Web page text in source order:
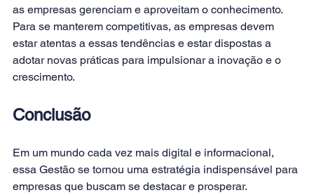
as empresas gerenciam e aproveitam o conhecimento.
Para se manterem competitivas, as empresas devem
estar atentas a essas tendências e estar dispostas a
adotar novas práticas para impulsionar a inovação e o
crescimento.
Conclusão
Em um mundo cada vez mais digital e informacional,
essa Gestão se tornou uma estratégia indispensável para
empresas que buscam se destacar e prosperar.